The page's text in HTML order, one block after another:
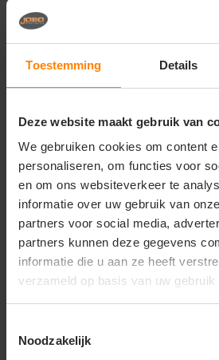
Toestemming Details
Deze website maakt gebruik van
We gebruiken cookies om content
personaliseren, om functies voor
en om ons websiteverkeer te
informatie over uw gebruik van
partners voor social media,
partners kunnen deze gegevens
informatie die u aan ze heeft
verzameld op basis van uw gebruik
Noodzakelijk
Vragen? Neem
op met onze
klantenservice
store Bezoek onze showroom:
Provincialeweg 59 - Velddriel
Dit vind je
Items van productcarrousel